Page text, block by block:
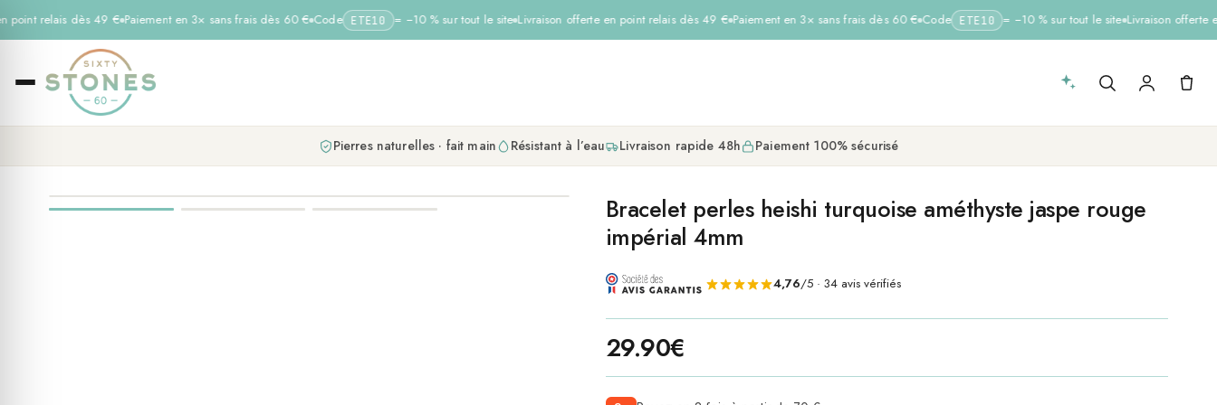
relais dès 49 € Paiement en 3× sans frais dès 60 € Code ETE10 = −10 % sur tout le site Livraison offerte en point relais dès 49 € Paiement en 3× sans frais dès 60 € Code ETE10 = −10 % sur tout le site Livraison offerte
Pierres naturelles · fait main Résistant à l’eau Livraison rapide 48h Paiement 100% sécurisé
Bracelet perles heishi turquoise améthyste jaspe rouge
impérial 4mm
4,76/5 · 34 avis vérifiés
29.90€